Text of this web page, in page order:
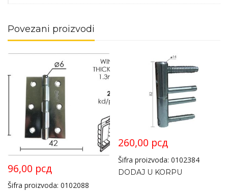
Povezani proizvodi
96,00 рсд
Šifra proizvoda: 0102088
260,00 рсд
Šifra proizvoda: 0102384
DODAJ U KORPU